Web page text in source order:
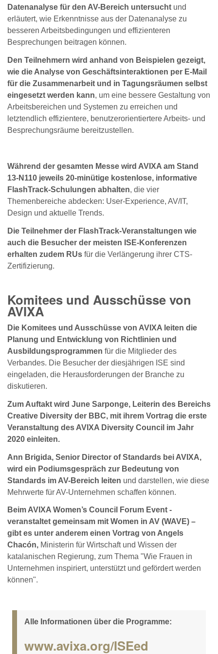
Datenanalyse für den AV-Bereich untersucht und
erläutert, wie Erkenntnisse aus der Datenanalyse zu
besseren Arbeitsbedingungen und effizienteren
Besprechungen beitragen können.
Den Teilnehmern wird anhand von Beispielen gezeigt,
wie die Analyse von Geschäftsinteraktionen per E-Mail
für die Zusammenarbeit und in Tagungsräumen selbst
eingesetzt werden kann, um eine bessere Gestaltung von
Arbeitsbereichen und Systemen zu erreichen und
letztendlich effizientere, benutzerorientiertere Arbeits- und
Besprechungsräume bereitzustellen.
Während der gesamten Messe wird AVIXA am Stand
13-N110 jeweils 20-minütige kostenlose, informative
FlashTrack-Schulungen abhalten, die vier
Themenbereiche abdecken: User-Experience, AV/IT,
Design und aktuelle Trends.
Die Teilnehmer der FlashTrack-Veranstaltungen wie
auch die Besucher der meisten ISE-Konferenzen
erhalten zudem RUs für die Verlängerung ihrer CTS-
Zertifizierung.
Komitees und Ausschüsse von
AVIXA
Die Komitees und Ausschüsse von AVIXA leiten die
Planung und Entwicklung von Richtlinien und
Ausbildungsprogrammen für die Mitglieder des
Verbandes. Die Besucher der diesjährigen ISE sind
eingeladen, die Herausforderungen der Branche zu
diskutieren.
Zum Auftakt wird June Sarponge, Leiterin des Bereichs
Creative Diversity der BBC, mit ihrem Vortrag die erste
Veranstaltung des AVIXA Diversity Council im Jahr
2020 einleiten.
Ann Brigida, Senior Director of Standards bei AVIXA,
wird ein Podiumsgespräch zur Bedeutung von
Standards im AV-Bereich leiten und darstellen, wie diese
Mehrwerte für AV-Unternehmen schaffen können.
Beim AVIXA Women’s Council Forum Event -
veranstaltet gemeinsam mit Women in AV (WAVE) –
gibt es unter anderem einen Vortrag von Angels
Chacón, Ministerin für Wirtschaft und Wissen der
katalanischen Regierung, zum Thema "Wie Frauen in
Unternehmen inspiriert, unterstützt und gefördert werden
können".
Alle Informationen über die Programme:
www.avixa.org/ISEed